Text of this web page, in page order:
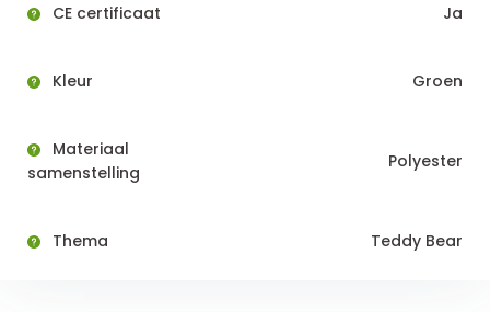
CE certificaat Ja
Kleur Groen
Materiaal
samenstelling
Polyester
Thema Teddy Bear